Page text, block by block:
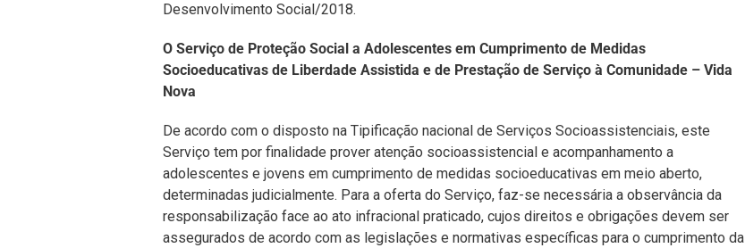
Desenvolvimento Social/2018.
O Serviço de Proteção Social a Adolescentes em Cumprimento de Medidas
Socioeducativas de Liberdade Assistida e de Prestação de Serviço à Comunidade – Vida
Nova
De acordo com o disposto na Tipificação nacional de Serviços Socioassistenciais, este
Serviço tem por finalidade prover atenção socioassistencial e acompanhamento a
adolescentes e jovens em cumprimento de medidas socioeducativas em meio aberto,
determinadas judicialmente. Para a oferta do Serviço, faz-se necessária a observância da
responsabilização face ao ato infracional praticado, cujos direitos e obrigações devem ser
assegurados de acordo com as legislações e normativas específicas para o cumprimento da